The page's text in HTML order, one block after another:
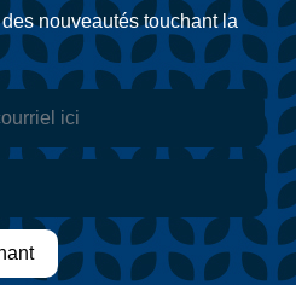
nouveautés touchant la